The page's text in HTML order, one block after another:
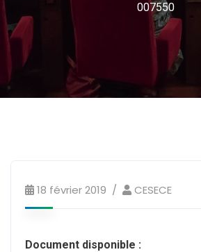
007550
18 février 2019 CESECE
Document disponible :